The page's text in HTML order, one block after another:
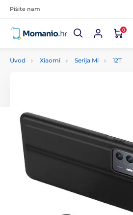
Pišite nam
0
Uvod Xiaomi Serija Mi 12T